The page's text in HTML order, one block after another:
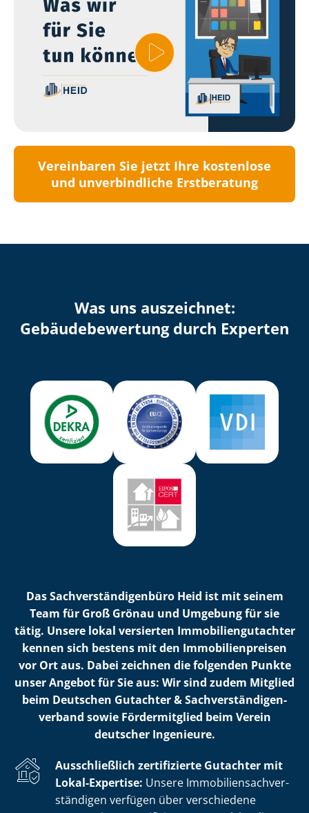
Vereinbaren Sie jetzt Ihre kostenlose
und unverbindliche Erstberatung
Was uns auszeichnet:
Ge­bäu­de­be­wer­tung durch Experten
Das Sach­ver­stän­di­gen­bü­ro Heid ist mit seinem
Team für Groß Grönau und Umgebung für sie
tätig. Unsere lokal versierten Im­mo­bi­li­en­gut­ach­ter
kennen sich bestens mit den Im­mo­bi­li­en­prei­sen
vor Ort aus. Dabei zeichnen die folgenden Punkte
unser Angebot für Sie aus: Wir sind zudem Mitglied
beim Deutschen Gutachter & Sach­ver­stän­di­gen­
ver­band sowie Fördermitglied beim Verein
deutscher Ingenieure.
Ausschließlich zertifizierte Gutachter mit
Lokal-Expertise: Unsere Im­mo­bi­li­en­sach­ver­
stän­di­gen verfügen über verschiedene